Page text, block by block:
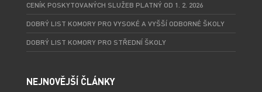
CENÍK POSKYTOVANÝCH SLUŽEB PLATNÝ OD 1. 2. 2026
DOBRÝ LIST KOMORY PRO VYSOKÉ A VYŠŠÍ ODBORNÉ ŠKOLY
DOBRÝ LIST KOMORY PRO STŘEDNÍ ŠKOLY
NEJNOVĚJŠÍ ČLÁNKY